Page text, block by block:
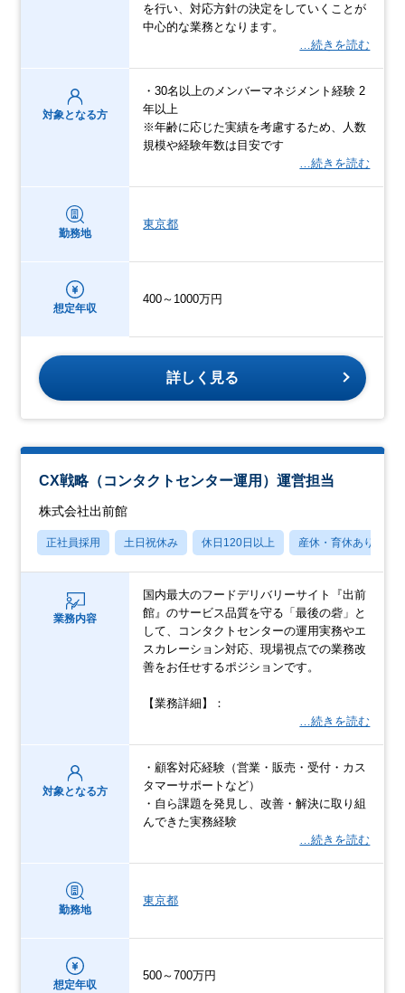
を行い、対応方針の決定をしていくことが
中心的な業務となります。
…続きを読む
対象となる方
・30名以上のメンバーマネジメント経験 2
年以上
※年齢に応じた実績を考慮するため、人数
規模や経験年数は目安です
…続きを読む
勤務地
東京都
想定年収
400～1000万円
詳しく見る
CX戦略（コンタクトセンター運用）運営担当
株式会社出前館
正社員採用 土日祝休み 休日120日以上 産休・育休あり
業務内容
国内最大のフードデリバリーサイト『出前
館』のサービス品質を守る「最後の砦」と
して、コンタクトセンターの運用実務やエ
スカレーション対応、現場視点での業務改
善をお任せするポジションです。
【業務詳細】：
…続きを読む
対象となる方
・顧客対応経験（営業・販売・受付・カス
タマーサポートなど）
・自ら課題を発見し、改善・解決に取り組
んできた実務経験
…続きを読む
勤務地
東京都
想定年収
500～700万円